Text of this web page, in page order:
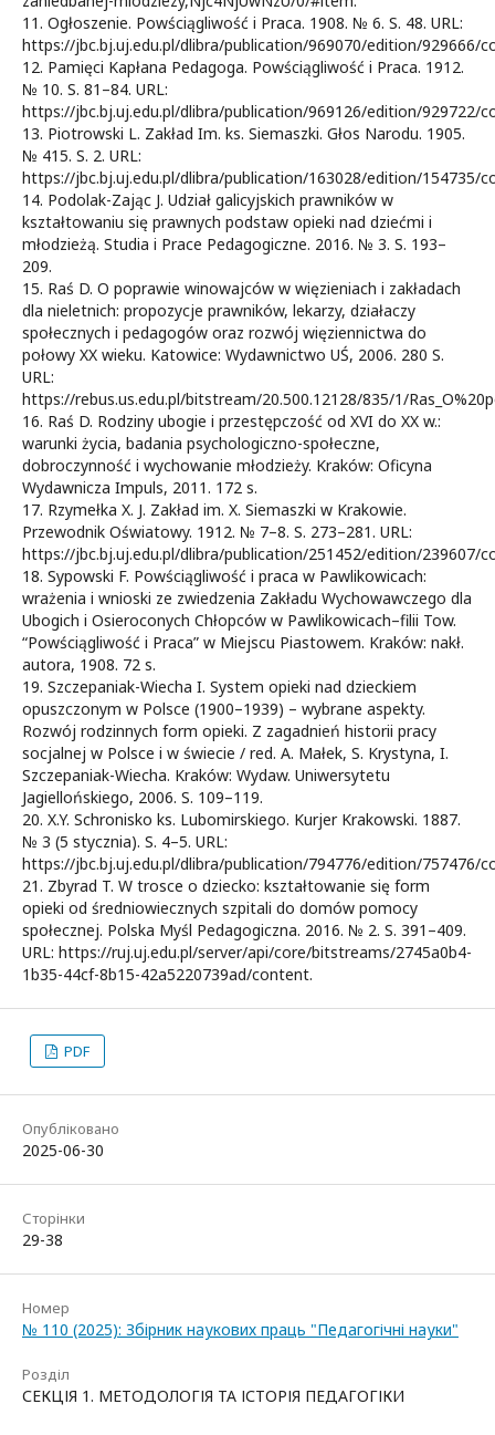
11. Ogłoszenie. Powściągliwość i Praca. 1908. № 6. S. 48. URL:
https://jbc.bj.uj.edu.pl/dlibra/publication/969070/edition/929666/
12. Pamięci Kapłana Pedagoga. Powściągliwość i Praca. 1912.
№ 10. S. 81–84. URL:
https://jbc.bj.uj.edu.pl/dlibra/publication/969126/edition/929722/
13. Piotrowski L. Zakład Im. ks. Siemaszki. Głos Narodu. 1905.
№ 415. S. 2. URL:
https://jbc.bj.uj.edu.pl/dlibra/publication/163028/edition/154735/
14. Podolak-Zając J. Udział galicyjskich prawników w
kształtowaniu się prawnych podstaw opieki nad dziećmi i
młodzieżą. Studia i Prace Pedagogiczne. 2016. № 3. S. 193–
209.
15. Raś D. O poprawie winowajców w więzieniach i zakładach
dla nieletnich: propozycje prawników, lekarzy, działaczy
społecznych i pedagogów oraz rozwój więziennictwa do
połowy XX wieku. Katowice: Wydawnictwo UŚ, 2006. 280 S.
URL:
https://rebus.us.edu.pl/bitstream/20.500.12128/835/1/
16. Raś D. Rodziny ubogie i przestępczość od XVI do XX w.:
warunki życia, badania psychologiczno-społeczne,
dobroczynność i wychowanie młodzieży. Kraków: Oficyna
Wydawnicza Impuls, 2011. 172 s.
17. Rzymełka X. J. Zakład im. X. Siemaszki w Krakowie.
Przewodnik Oświatowy. 1912. № 7–8. S. 273–281. URL:
https://jbc.bj.uj.edu.pl/dlibra/publication/251452/edition/239607/
18. Sypowski F. Powściągliwość i praca w Pawlikowicach:
wrażenia i wnioski ze zwiedzenia Zakładu Wychowawczego dla
Ubogich i Osieroconych Chłopców w Pawlikowicach–filii Tow.
“Powściągliwość i Praca” w Miejscu Piastowem. Kraków: nakł.
autora, 1908. 72 s.
19. Szczepaniak-Wiecha I. System opieki nad dzieckiem
opuszczonym w Polsce (1900–1939) – wybrane aspekty.
Rozwój rodzinnych form opieki. Z zagadnień historii pracy
socjalnej w Polsce i w świecie / red. A. Małek, S. Krystyna, I.
Szczepaniak-Wiecha. Kraków: Wydaw. Uniwersytetu
Jagiellońskiego, 2006. S. 109–119.
20. X.Y. Schronisko ks. Lubomirskiego. Kurjer Krakowski. 1887.
№ 3 (5 stycznia). S. 4–5. URL:
https://jbc.bj.uj.edu.pl/dlibra/publication/794776/edition/757476/
21. Zbyrad T. W trosce o dziecko: kształtowanie się form
opieki od średniowiecznych szpitali do domów pomocy
społecznej. Polska Myśl Pedagogiczna. 2016. № 2. S. 391–409.
URL: https://ruj.uj.edu.pl/server/api/core/bitstreams/2745a0b4-
1b35-44cf-8b15-42a5220739ad/content.
PDF
Опубліковано
2025-06-30
Сторінки
29-38
Номер
№ 110 (2025): Збірник наукових праць "Педагогічні науки"
Розділ
СЕКЦІЯ 1. МЕТОДОЛОГІЯ ТА ІСТОРІЯ ПЕДАГОГІКИ